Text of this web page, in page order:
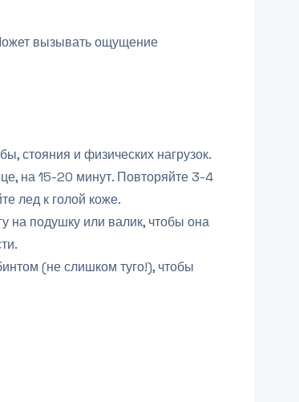
вызывать ощущение
стояния и физических нагрузок.
на 15-20 минут. Повторяйте 3-4
лед к голой коже.
на подушку или валик, чтобы она
(не слишком туго!), чтобы